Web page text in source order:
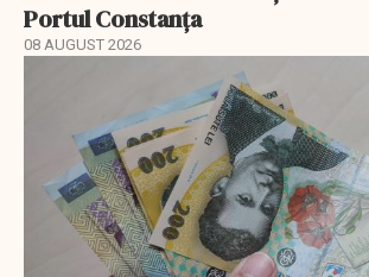
Portul Constanța
08 AUGUST 2026